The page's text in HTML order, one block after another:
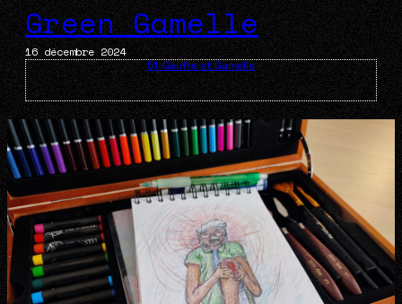
Green Gamelle
16 décembre 2024
51-Gaufre et Gamelle